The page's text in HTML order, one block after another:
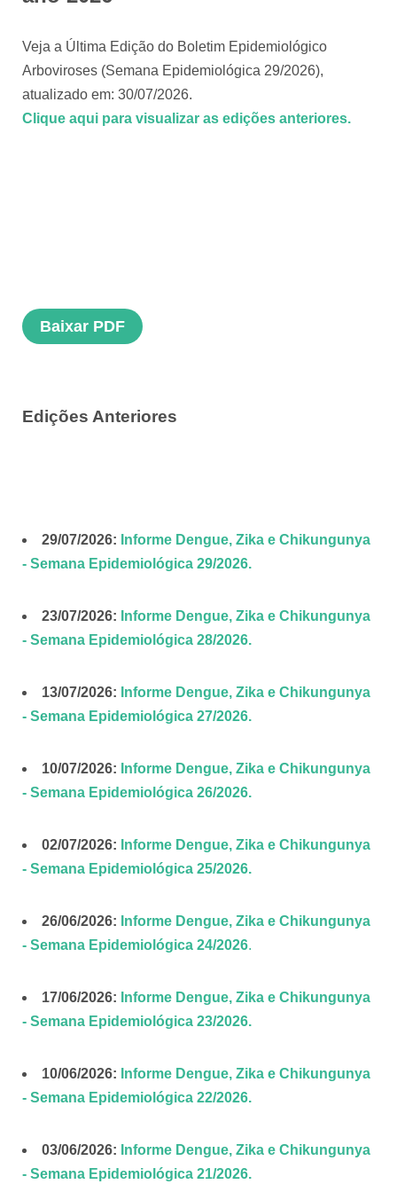
Veja a Última Edição do Boletim Epidemiológico
Arboviroses (Semana Epidemiológica 29/2026),
atualizado em: 30/07/2026.
Clique aqui para visualizar as edições anteriores.
Baixar PDF
Edições Anteriores
29/07/2026: Informe Dengue, Zika e Chikungunya
- Semana Epidemiológica 29/2026.
23/07/2026: Informe Dengue, Zika e Chikungunya
- Semana Epidemiológica 28/2026.
13/07/2026: Informe Dengue, Zika e Chikungunya
- Semana Epidemiológica 27/2026.
10/07/2026: Informe Dengue, Zika e Chikungunya
- Semana Epidemiológica 26/2026.
02/07/2026: Informe Dengue, Zika e Chikungunya
- Semana Epidemiológica 25/2026.
26/06/2026: Informe Dengue, Zika e Chikungunya
- Semana Epidemiológica 24/2026.
17/06/2026: Informe Dengue, Zika e Chikungunya
- Semana Epidemiológica 23/2026.
10/06/2026: Informe Dengue, Zika e Chikungunya
- Semana Epidemiológica 22/2026.
03/06/2026: Informe Dengue, Zika e Chikungunya
- Semana Epidemiológica 21/2026.